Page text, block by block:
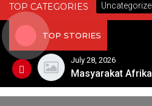
TOP CATEGORIES
TOP STORIES
Berita Cuaca Ekstrem di Australia
July 28, 2026